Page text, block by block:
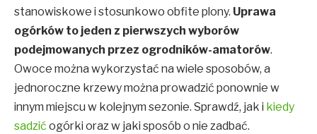
stanowiskowe i stosunkowo obfite plony. Uprawa
ogórków to jeden z pierwszych wyborów
podejmowanych przez ogrodników-amatorów.
Owoce można wykorzystać na wiele sposobów, a
jednoroczne krzewy można prowadzić ponownie w
innym miejscu w kolejnym sezonie. Sprawdź, jak i kiedy
sadzić ogórki oraz w jaki sposób o nie zadbać.